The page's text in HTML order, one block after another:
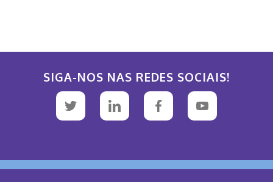
SIGA-NOS NAS REDES SOCIAIS!